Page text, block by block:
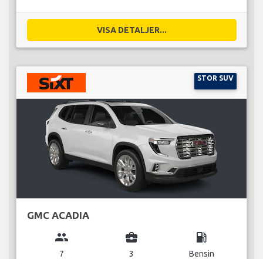
VISA DETALJER...
STOR SUV
GMC ACADIA
group
7
business_center
3
local_gas_station
Bensin